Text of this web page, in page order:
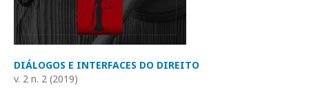
DIÁLOGOS E INTERFACES DO DIREITO
v. 2 n. 2 (2019)